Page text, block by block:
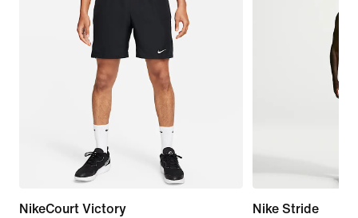
NikeCourt Victory
Nike Stride